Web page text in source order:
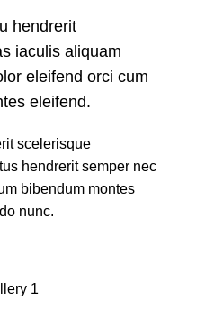
hendrerit
iaculis aliquam
eleifend orci cum
eleifend.
scelerisque
hendrerit semper nec
bibendum montes
nunc.